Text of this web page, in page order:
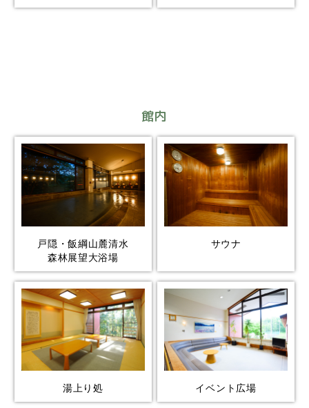
館内
戸隠・飯綱山麓清水
森林展望大浴場
サウナ
湯上り処 イベント広場